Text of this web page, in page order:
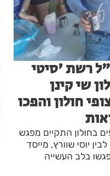
רשת 'סיטי
שי קינן
חולון והפכו
בחולון התקיים מפגש
יוסי שוורץ, מייסד
בלב העשייה